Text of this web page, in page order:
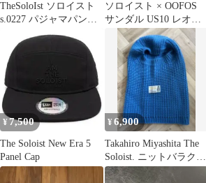
TheSoloIst ソロイスト
s.0227 パジャマパンツ
チャコール Ｓ
ソロイスト × OOFOS
サンダル US10 レオパ
ード
¥ 7,500
The Soloist New Era 5
Panel Cap
¥6,900
Takahiro Miyashita The
Soloist. ニットバラクラ
バ